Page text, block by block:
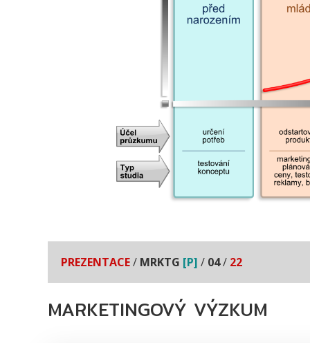
PREZENTACE/ MRKTG [P] / 04/ 22
MARKETINGOVÝ VÝZKUM